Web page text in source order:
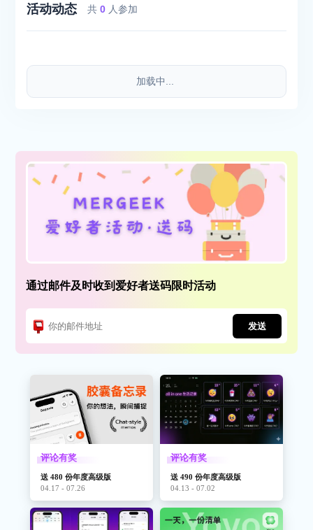
活动动态 共0 人参加
加载中...
通过邮件及时收到爱好者送码限时活动
发送
评论有奖
送 480 份年度高级版
04.17 - 07.26
评论有奖
送 490 份年度高级版
04.13 - 07.02